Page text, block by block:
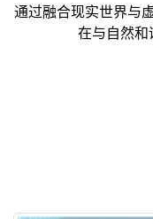
通过融合现实世界与
在与自然和